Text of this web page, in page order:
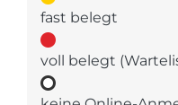
fast belegt
voll belegt